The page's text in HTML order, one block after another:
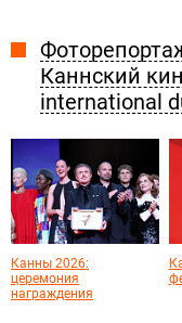
Каннский
international
Канны 2026:
церемония
награждения